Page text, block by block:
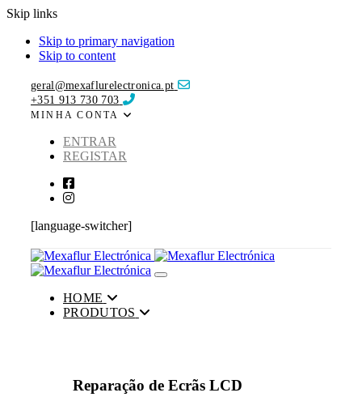
Skip links
Skip to primary navigation
Skip to content
geral@mexaflurelectronica.pt
+351 913 730 703
MINHA CONTA
ENTRAR
REGISTAR
[language-switcher]
Toggle navigation
HOME
PRODUTOS
Reparação de Ecrãs LCD